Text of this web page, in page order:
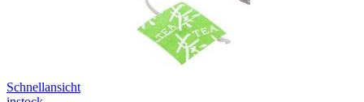
Schnellansicht